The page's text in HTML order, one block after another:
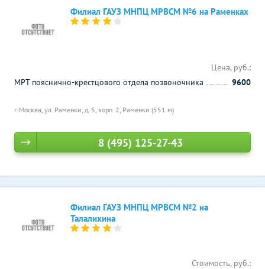
Филиал ГАУЗ МНПЦ МРВСМ №6 на Раменках
г. Москва, ул. Раменки, д. 5, корп. 2, Раменки (551 м)
Цена, руб.:
МРТ пояснично-крестцового отдела позвоночника
9600
8 (495) 125-27-43
Филиал ГАУЗ МНПЦ МРВСМ №2 на
Талалихина
Стоимость, руб.: